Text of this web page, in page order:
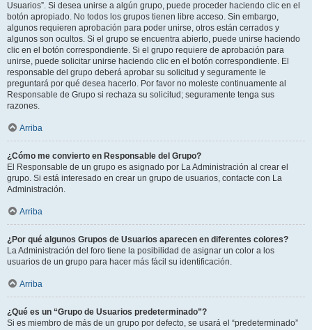
Usuarios”. Si desea unirse a algún grupo, puede proceder haciendo clic en el
botón apropiado. No todos los grupos tienen libre acceso. Sin embargo,
algunos requieren aprobación para poder unirse, otros están cerrados y
algunos son ocultos. Si el grupo se encuentra abierto, puede unirse haciendo
clic en el botón correspondiente. Si el grupo requiere de aprobación para
unirse, puede solicitar unirse haciendo clic en el botón correspondiente. El
responsable del grupo deberá aprobar su solicitud y seguramente le
preguntará por qué desea hacerlo. Por favor no moleste continuamente al
Responsable de Grupo si rechaza su solicitud; seguramente tenga sus
razones.
Arriba
¿Cómo me convierto en Responsable del Grupo?
El Responsable de un grupo es asignado por La Administración al crear el
grupo. Si está interesado en crear un grupo de usuarios, contacte con La
Administración.
Arriba
¿Por qué algunos Grupos de Usuarios aparecen en diferentes colores?
La Administración del foro tiene la posibilidad de asignar un color a los
usuarios de un grupo para hacer más fácil su identificación.
Arriba
¿Qué es un “Grupo de Usuarios predeterminado”?
Si es miembro de más de un grupo por defecto, se usará el “predeterminado”